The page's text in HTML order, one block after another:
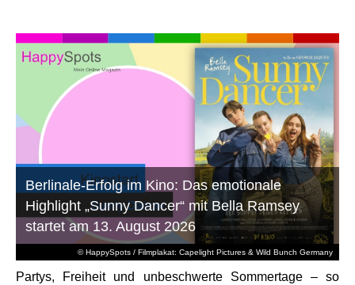
© HappySpots / Filmplakat: Capelight Pictures & Wild Bunch Germany
Berlinale-Erfolg im Kino: Das emotionale
Highlight „Sunny Dancer“ mit Bella Ramsey
startet am 13. August 2026
Partys, Freiheit und unbeschwerte Sommertage – so